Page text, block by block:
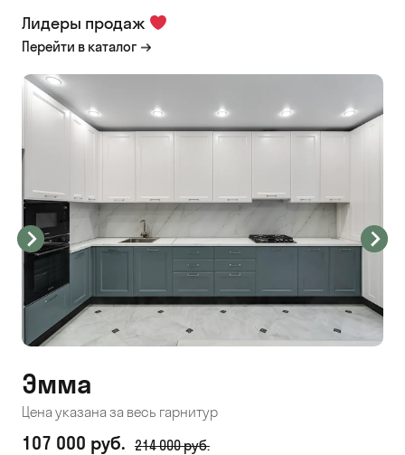
Лидеры продаж
Перейти в каталог
Эмма
Цена указана за весь гарнитур
107 000 руб. 214 000 руб.